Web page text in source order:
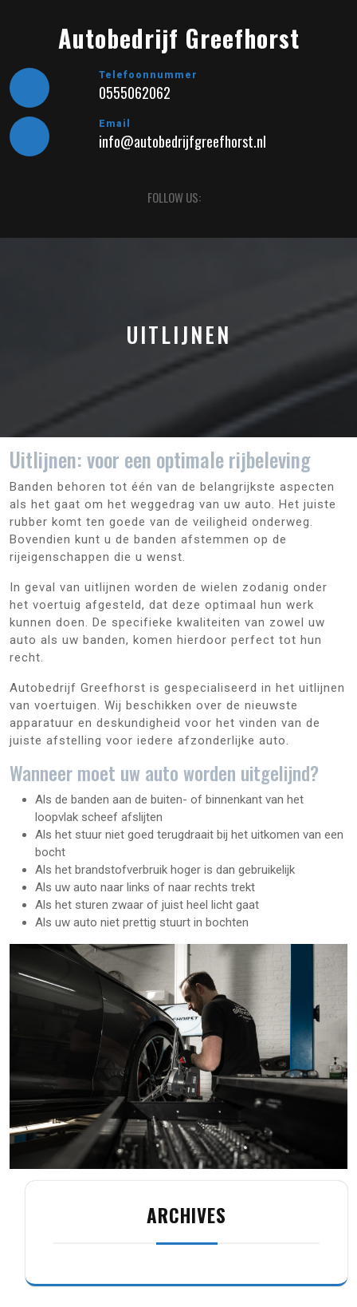
Autobedrijf Greefhorst
Telefoonnummer
0555062062
Email
info@autobedrijfgreefhorst.nl
Button
FOLLOW US:
UITLIJNEN
Uitlijnen: voor een optimale rijbeleving
Banden behoren tot één van de belangrijkste aspecten
als het gaat om het weggedrag van uw auto. Het juiste
rubber komt ten goede van de veiligheid onderweg.
Bovendien kunt u de banden afstemmen op de
rijeigenschappen die u wenst.
In geval van uitlijnen worden de wielen zodanig onder
het voertuig afgesteld, dat deze optimaal hun werk
kunnen doen. De specifieke kwaliteiten van zowel uw
auto als uw banden, komen hierdoor perfect tot hun
recht.
Autobedrijf Greefhorst is gespecialiseerd in het uitlijnen
van voertuigen. Wij beschikken over de nieuwste
apparatuur en deskundigheid voor het vinden van de
juiste afstelling voor iedere afzonderlijke auto.
Wanneer moet uw auto worden uitgelijnd?
Als de banden aan de buiten- of binnenkant van het
loopvlak scheef afslijten
Als het stuur niet goed terugdraait bij het uitkomen van een
bocht
Als het brandstofverbruik hoger is dan gebruikelijk
Als uw auto naar links of naar rechts trekt
Als het sturen zwaar of juist heel licht gaat
Als uw auto niet prettig stuurt in bochten
ARCHIVES